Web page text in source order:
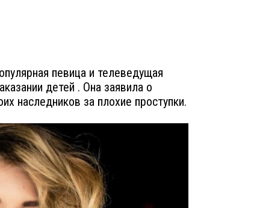
певица и телеведущая
детей . Она заявила о
наследников за плохие проступки.